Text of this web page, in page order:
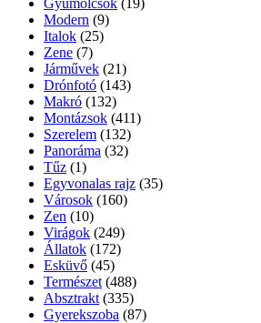
Modern (9)
Italok (25)
Zene (7)
Járművek (21)
Drónfotó (143)
Makró (132)
Montázsok (411)
Szerelem (132)
Panoráma (32)
Tűz (1)
Egyvonalas rajz (35)
Városok (160)
Zen (10)
Virágok (249)
Állatok (172)
Esküvő (45)
Természet (488)
Absztrakt (335)
Gyerekszoba (87)